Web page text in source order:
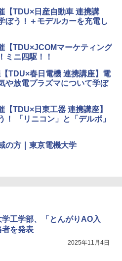
【TDU×日産自動車 連携講
ぼう！＋モデルカーを充電し
【TDU×JCOMマーケティング
ミニ四駆！！
TDU×春日電機 連携講座】電
や放電プラズマについて学ぼ
TDU×日東工器 連携講座】
！ 「リニコン」と「デルボ」
の方｜東京電機大学
工学部、「とんがりAO入
を発表
2025年11月4日